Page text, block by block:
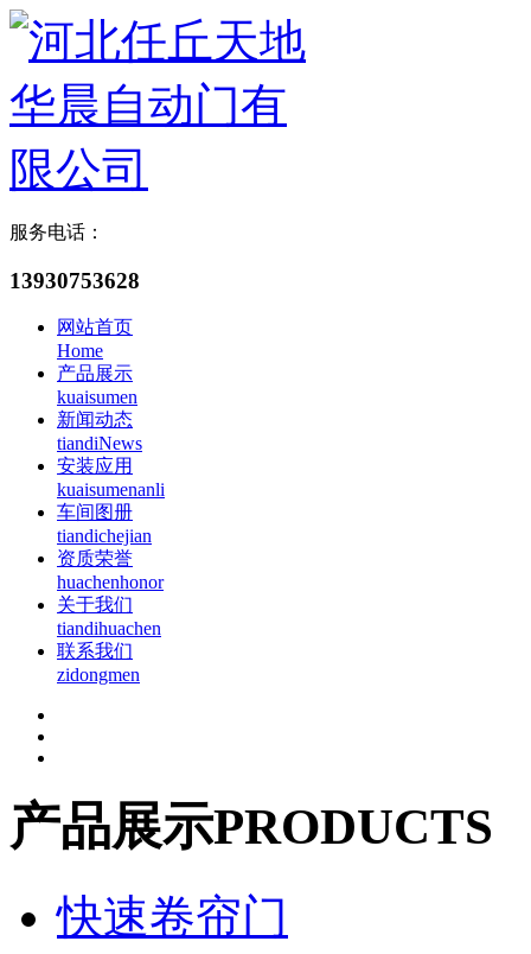
服务电话：
13930753628
网站首页
Home
产品展示
kuaisumen
新闻动态
tiandiNews
安装应用
kuaisumenanli
车间图册
tiandichejian
资质荣誉
huachenhonor
关于我们
tiandihuachen
联系我们
zidongmen
产品展示PRODUCTS
快速卷帘门